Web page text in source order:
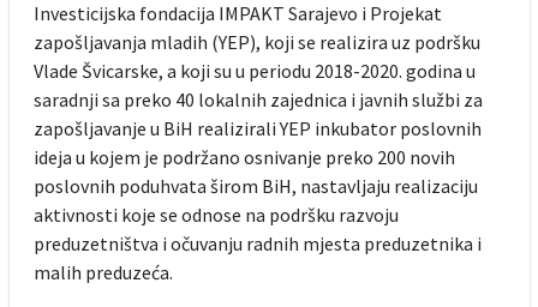
Investicijska fondacija IMPAKT Sarajevo i Projekat
zapošljavanja mladih (YEP), koji se realizira uz podršku
Vlade Švicarske, a koji su u periodu 2018-2020. godina u
saradnji sa preko 40 lokalnih zajednica i javnih službi za
zapošljavanje u BiH realizirali YEP inkubator poslovnih
ideja u kojem je podržano osnivanje preko 200 novih
poslovnih poduhvata širom BiH, nastavljaju realizaciju
aktivnosti koje se odnose na podršku razvoju
preduzetništva i očuvanju radnih mjesta preduzetnika i
malih preduzeća.